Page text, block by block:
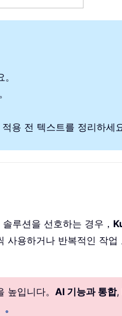
용 전 텍스트를 정리하세요
루션을 선호하는 경우，
용하거나 반복적인 작
입니다。 AI 기능과 통합,